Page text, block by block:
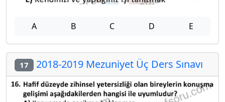
A B C D E
17 2018-2019 Mezuniyet Üç Ders Sınavı